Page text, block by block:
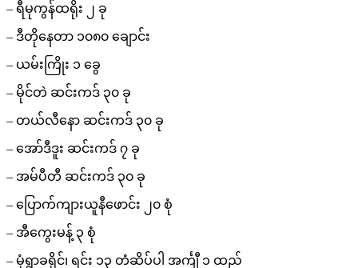
– ရီမုကွန်ထရိုး ၂ ခု
– ဒီတိုနေတာ ၁၀၈၀ ချောင်း
– ယမ်းကြိုး ၁ ခွေ
– မိုင်တဲ ဆင်းကဒ် ၃၀ ခု
– တယ်လီနော ဆင်းကဒ် ၃၀ ခု
– အော်ဒီဒူး ဆင်းကဒ် ၇ ခု
– အမ်ပီတီ ဆင်းကဒ် ၃၀ ခု
– ပြောက်ကျားယူနီဖောင်း ၂၀ စုံ
– အီကွေးမန့် ၃ စုံ
– မုံရွာခရိုင်၊ ရင်း ၁၃ တံဆိပ်ပါ အင်္ကျီ ၁ ထည်